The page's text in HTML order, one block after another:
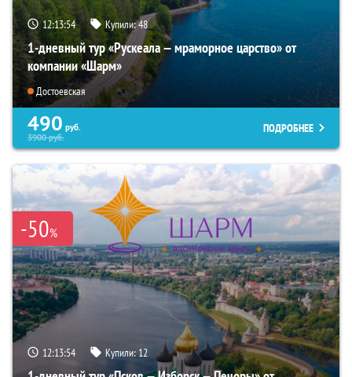
12:13:52 Купили:48
1-дневный тур «Рускеала — мраморное царство» от
компании «Шарм»
Достоевская
490 руб.
3900руб.
ПОДРОБНЕЕ
-50%
12:13:52 Купили:12